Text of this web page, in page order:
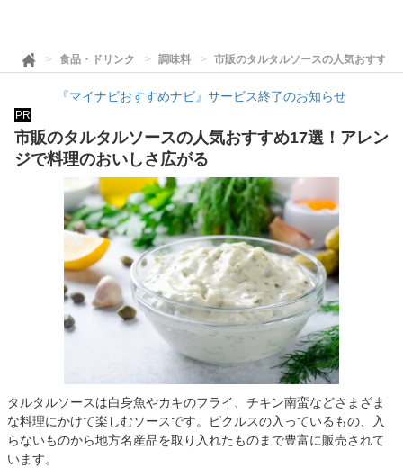
食品・ドリンク 調味料 市販のタルタルソースの人気おすす
『マイナビおすすめナビ』サービス終了のお知らせ
PR
市販のタルタルソースの人気おすすめ17選！アレン
ジで料理のおいしさ広がる
タルタルソースは白身魚やカキのフライ、チキン南蛮などさまざま
な料理にかけて楽しむソースです。ピクルスの入っているもの、入
らないものから地方名産品を取り入れたものまで豊富に販売されて
います。